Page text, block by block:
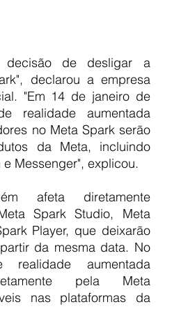
decisão de desligar a
declarou a empresa
"Em 14 de janeiro de
realidade aumentada
no Meta Spark serão
da Meta, incluindo
Messenger", explicou.
afeta diretamente
Spark Studio, Meta
Player, que deixarão
da mesma data. No
aumentada
pela Meta
nas plataformas da